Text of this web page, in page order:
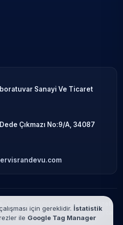
Sanayi Ve Ticaret
Çıkmazı No:9/A, 34087
Garanti süresi sona ermiş veya özel
hizmet verilir. Marka adları yalnızca
servis ilişkisi bulunmamaktadır.
için gereklidir. İstatistik
ile Google Tag Manager